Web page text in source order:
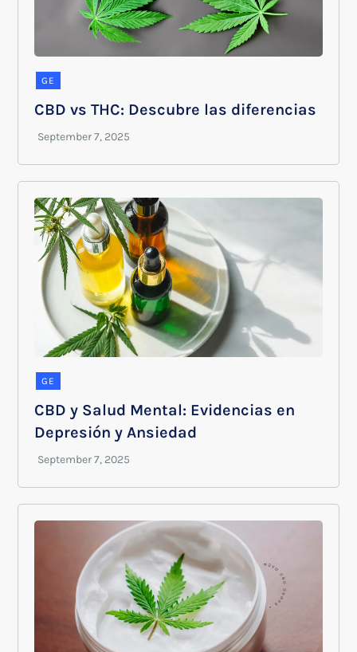
GE
CBD vs THC: Descubre las diferencias
GE
CBD y Salud Mental: Evidencias en
Depresión y Ansiedad